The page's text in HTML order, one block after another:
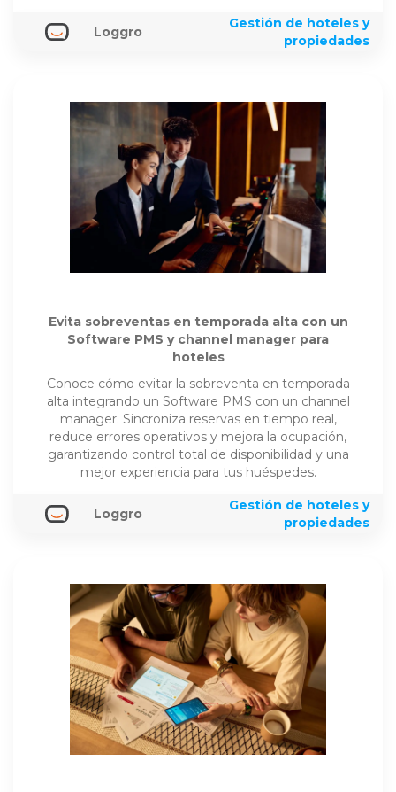
Loggro
Gestión de hoteles y
propiedades
Evita sobreventas en temporada alta con un
Software PMS y channel manager para
hoteles
Conoce cómo evitar la sobreventa en temporada
alta integrando un Software PMS con un channel
manager. Sincroniza reservas en tiempo real,
reduce errores operativos y mejora la ocupación,
garantizando control total de disponibilidad y una
mejor experiencia para tus huéspedes.
Loggro
Gestión de hoteles y
propiedades